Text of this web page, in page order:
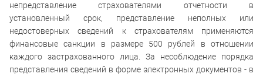
непредставление страхователями отчетности в
установленный срок, представление неполных или
недостоверных сведений к страхователям применяются
финансовые санкции в размере 500 рублей в отношении
каждого застрахованного лица. За несоблюдение порядка
представления сведений в форме электронных документов - в